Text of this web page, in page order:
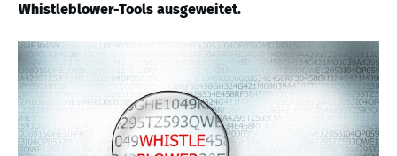
Whistleblower-Tools ausgeweitet.